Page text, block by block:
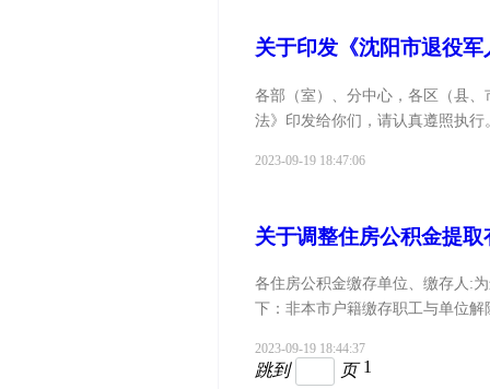
关于印发《沈阳市退役
各部（室）、分中心，各区（县
法》印发给你们，请认真遵照执
2023-09-19 18:47:06
关于调整住房公积金提
各住房公积金缴存单位、缴存人:
下：非本市户籍缴存职工与单位
2023-09-19 18:44:37
1
跳到 页